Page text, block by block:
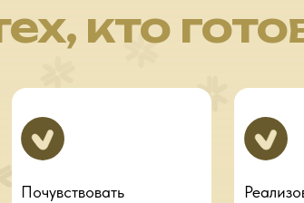
Почувствовать
кто